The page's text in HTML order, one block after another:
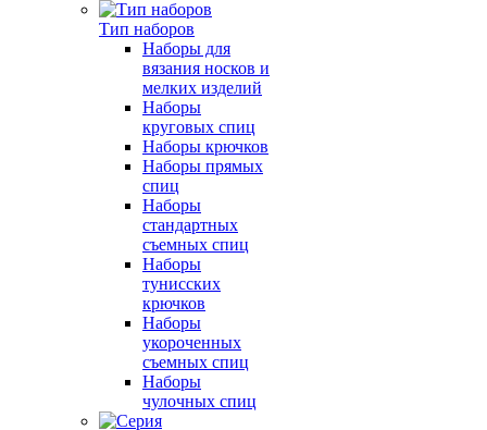
Тип наборов
Наборы для
вязания носков и
мелких изделий
Наборы
круговых спиц
Наборы крючков
Наборы прямых
спиц
Наборы
стандартных
съемных спиц
Наборы
тунисских
крючков
Наборы
укороченных
съемных спиц
Наборы
чулочных спиц